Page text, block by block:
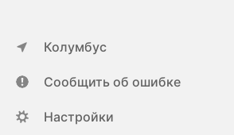
Колумбус
Сообщить об ошибке
Настройки